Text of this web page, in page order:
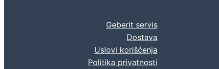
Geberit servis
Dostava
Uslovi korišćenja
Politika privatnosti